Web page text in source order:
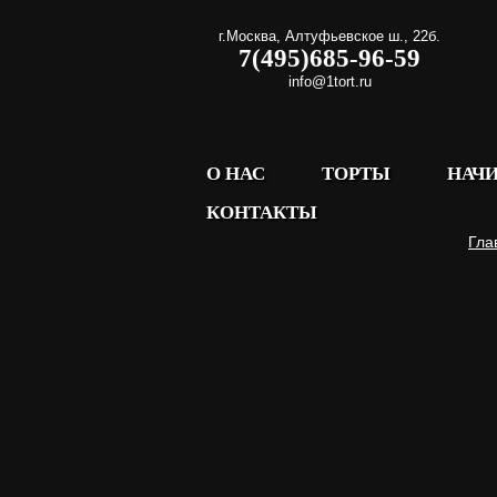
г.Москва, Алтуфьевское ш., 22б.
7(495)685-96-59
info@1tort.ru
О НАС ТОРТЫ
КОНТАКТЫ